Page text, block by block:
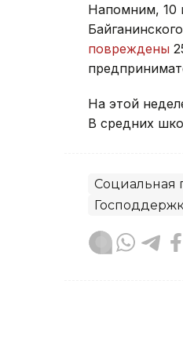
Напомним, 10
повреждены
На этой
В средних
Социальная